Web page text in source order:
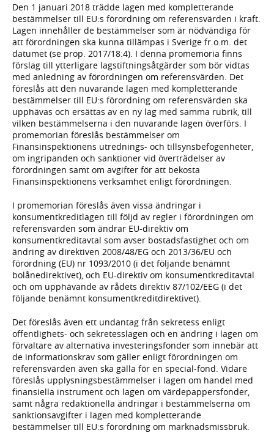
Den 1 januari 2018 trädde lagen med kompletterande
bestämmelser till EU:s förordning om referensvärden i kraft.
Lagen innehåller de bestämmelser som är nödvändiga för
att förordningen ska kunna tillämpas i Sverige fr.o.m. det
datumet (se prop. 2017/18:4). I denna promemoria finns
förslag till ytterligare lagstiftningsåtgärder som bör vidtas
med anledning av förordningen om referensvärden. Det
föreslås att den nuvarande lagen med kompletterande
bestämmelser till EU:s förordning om referensvärden ska
upphävas och ersättas av en ny lag med samma rubrik, till
vilken bestämmelserna i den nuvarande lagen överförs. I
promemorian föreslås bestämmelser om
Finansinspektionens utrednings- och tillsynsbefogenheter,
om ingripanden och sanktioner vid överträdelser av
förordningen samt om avgifter för att bekosta
Finansinspektionens verksamhet enligt förordningen.
I promemorian föreslås även vissa ändringar i
konsumentkreditlagen till följd av regler i förordningen om
referensvärden som ändrar EU-direktiv om
konsumentkreditavtal som avser bostadsfastighet och om
ändring av direktiven 2008/48/EG och 2013/36/EU och
förordning (EU) nr 1093/2010 (i det följande benämnt
bolånedirektivet), och EU-direktiv om konsumentkreditavtal
och om upphävande av rådets direktiv 87/102/EEG (i det
följande benämnt konsumentkreditdirektivet).
Det föreslås även ett undantag från sekretess enligt
offentlighets- och sekretesslagen och en ändring i lagen om
förvaltare av alternativa investeringsfonder som innebär att
de informationskrav som gäller enligt förordningen om
referensvärden även ska gälla för en special-fond. Vidare
föreslås upplysningsbestämmelser i lagen om handel med
finansiella instrument och lagen om värdepappersfonder,
samt några redaktionella ändringar i bestämmelserna om
sanktionsavgifter i lagen med kompletterande
bestämmelser till EU:s förordning om marknadsmissbruk.